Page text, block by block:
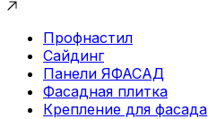
Профнастил
Сайдинг
Панели ЯФАСАД
Фасадная плитка
Крепление для фасада